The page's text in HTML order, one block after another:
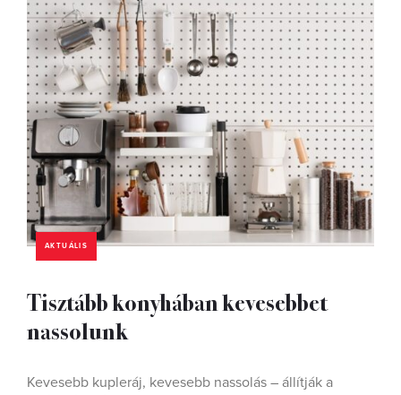
AKTUÁLIS
Tisztább konyhában kevesebbet
nassolunk
Kevesebb kupleráj, kevesebb nassolás – állítják a